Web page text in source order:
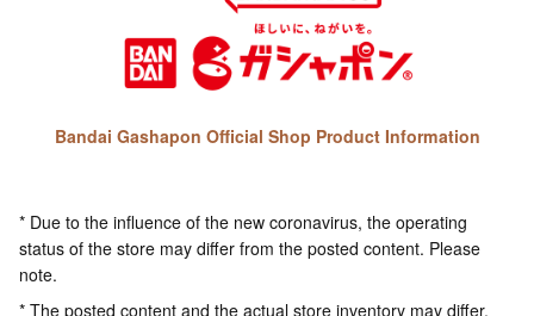
Bandai Gashapon Official Shop Product Information
* Due to the influence of the new coronavirus, the operating
status of the store may differ from the posted content. Please
note.
* The posted content and the actual store inventory may differ.